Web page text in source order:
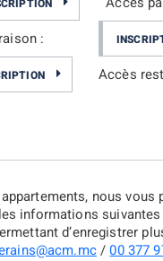
:
Accès
nous vous
informations
d’enregistrer
/00 377